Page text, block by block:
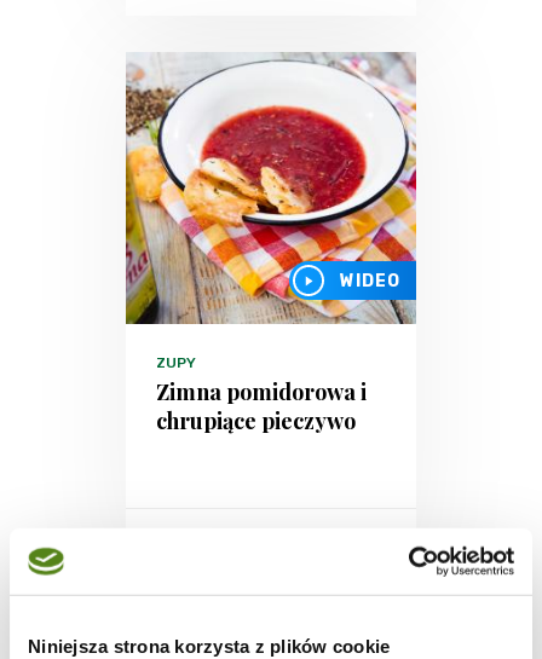
Niniejsza strona korzysta z plików cookie
WIDEO
ZUPY
Zimna pomidorowa i
chrupiące pieczywo